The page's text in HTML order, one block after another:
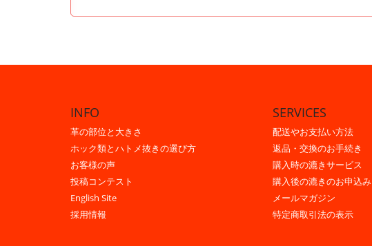
INFO
革の部位と大きさ
ホック類とハトメ抜きの選び方
お客様の声
投稿コンテスト
English Site
採用情報
SERVICES
配送やお支払い方法
返品・交換のお手続き
購入時の漉きサービス
購入後の漉きのお申込み
メールマガジン
特定商取引法の表示